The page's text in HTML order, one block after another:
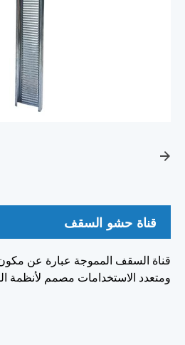
قناة حشو السقف
قناة السقف المموجة عبارة عن
ومتعدد الاستخدامات مصمم لأنظمة